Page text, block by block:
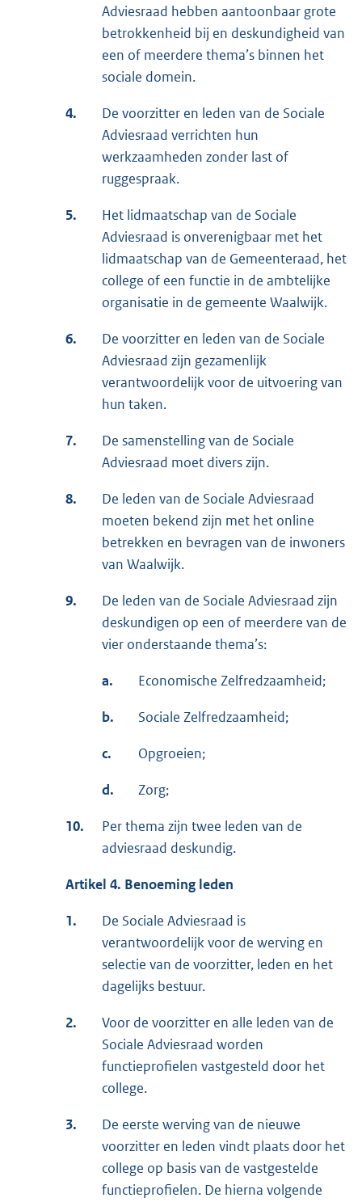
Adviesraad hebben aantoonbaar grote
betrokkenheid bij en deskundigheid van
een of meerdere thema’s binnen het
sociale domein.
4.
De voorzitter en leden van de Sociale
Adviesraad verrichten hun
werkzaamheden zonder last of
ruggespraak.
5.
Het lidmaatschap van de Sociale
Adviesraad is onverenigbaar met het
lidmaatschap van de Gemeenteraad, het
college of een functie in de ambtelijke
organisatie in de gemeente Waalwijk.
6.
De voorzitter en leden van de Sociale
Adviesraad zijn gezamenlijk
verantwoordelijk voor de uitvoering van
hun taken.
7.
De samenstelling van de Sociale
Adviesraad moet divers zijn.
8.
De leden van de Sociale Adviesraad
moeten bekend zijn met het online
betrekken en bevragen van de inwoners
van Waalwijk.
9.
De leden van de Sociale Adviesraad zijn
deskundigen op een of meerdere van de
vier onderstaande thema’s:
a. Economische Zelfredzaamheid;
b. Sociale Zelfredzaamheid;
c. Opgroeien;
d. Zorg;
10.
Per thema zijn twee leden van de
adviesraad deskundig.
Artikel 4. Benoeming leden
1.
De Sociale Adviesraad is
verantwoordelijk voor de werving en
selectie van de voorzitter, leden en het
dagelijks bestuur.
2.
Voor de voorzitter en alle leden van de
Sociale Adviesraad worden
functieprofielen vastgesteld door het
college.
3.
De eerste werving van de nieuwe
voorzitter en leden vindt plaats door het
college op basis van de vastgestelde
functieprofielen. De hierna volgende